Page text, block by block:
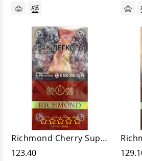
Richmond Cherry Superslim
123.40